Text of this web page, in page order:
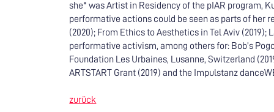
she* was Artist in Residency of the pIAR program,
performative actions could be seen as parts of her
(2020); From Ethics to Aesthetics in Tel Aviv (2019);
performative activism, among others for: Bob’s
Foundation Les Urbaines, Lusanne, Switzerland
ARTSTART Grant (2019) and the Impulstanz
zurück